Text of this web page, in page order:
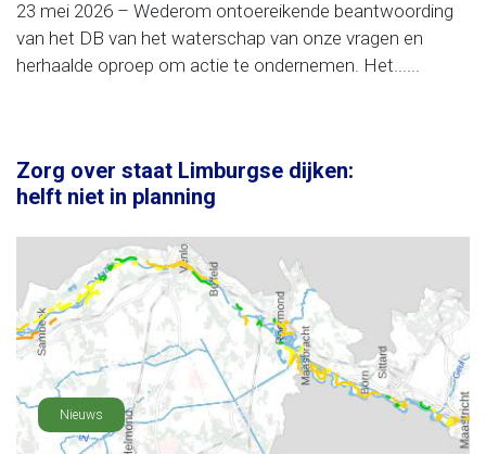
23 mei 2026 – Wederom ontoereikende beantwoording
van het DB van het waterschap van onze vragen en
herhaalde oproep om actie te ondernemen. Het......
Zorg over staat Limburgse dijken:
helft niet in planning
Nieuws